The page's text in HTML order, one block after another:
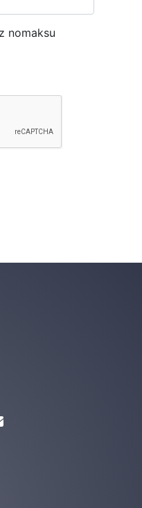
nomaksu